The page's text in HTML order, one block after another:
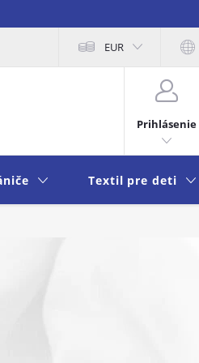
osobných údajov Moja objednávka
EUR
Prihlásenie
Textil pre deti